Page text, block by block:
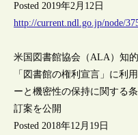
Posted 2019年2月12日
http://current.ndl.go.jp/node/
米国図書館協会（ALA）知的
「図書館の権利宣言」に利
ーと機密性の保持に関する
訂案を公開
Posted 2018年12月19日